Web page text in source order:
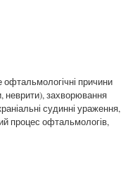
офтальмологічні причини
неврити), захворювання
судинні ураження,
процес офтальмологів,